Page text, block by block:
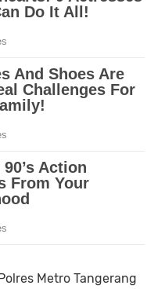
Metro Tangerang